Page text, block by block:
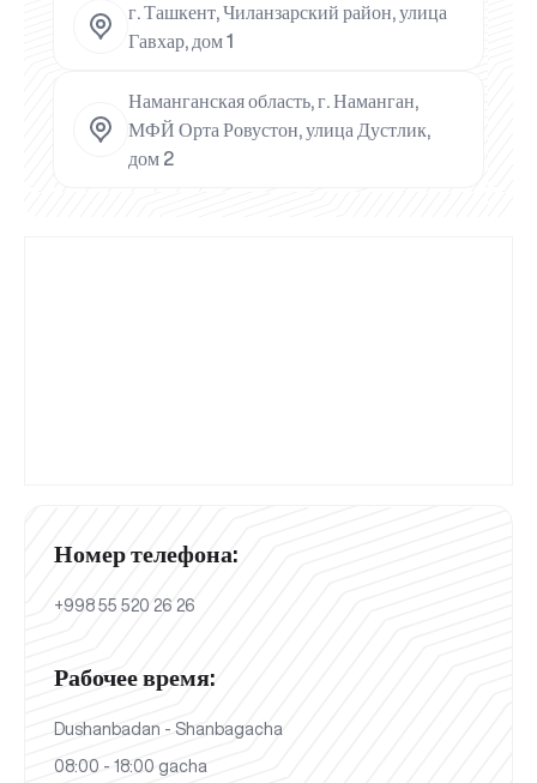
г. Ташкент, Чиланзарский район, улица
Гавхар, дом 1
Наманганская область, г. Наманган,
МФЙ Орта Ровустон, улица Дустлик,
дом 2
Номер телефона:
+998 55 520 26 26
Рабочее время:
Dushanbadan - Shanbagacha
08:00 - 18:00 gacha